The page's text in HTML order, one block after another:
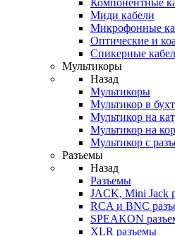
Компонентные
Миди кабели
Микрофонные
Оптические и
Спикерные
Мультикоры
Назад
Мультикоры
Мультикор в
Мультикор на
Мультикор на
Мультикор с
Разъемы
Назад
Разъемы
JACK, Mini Jack
RCA и BNC
SPEAKON
XLR разъемы